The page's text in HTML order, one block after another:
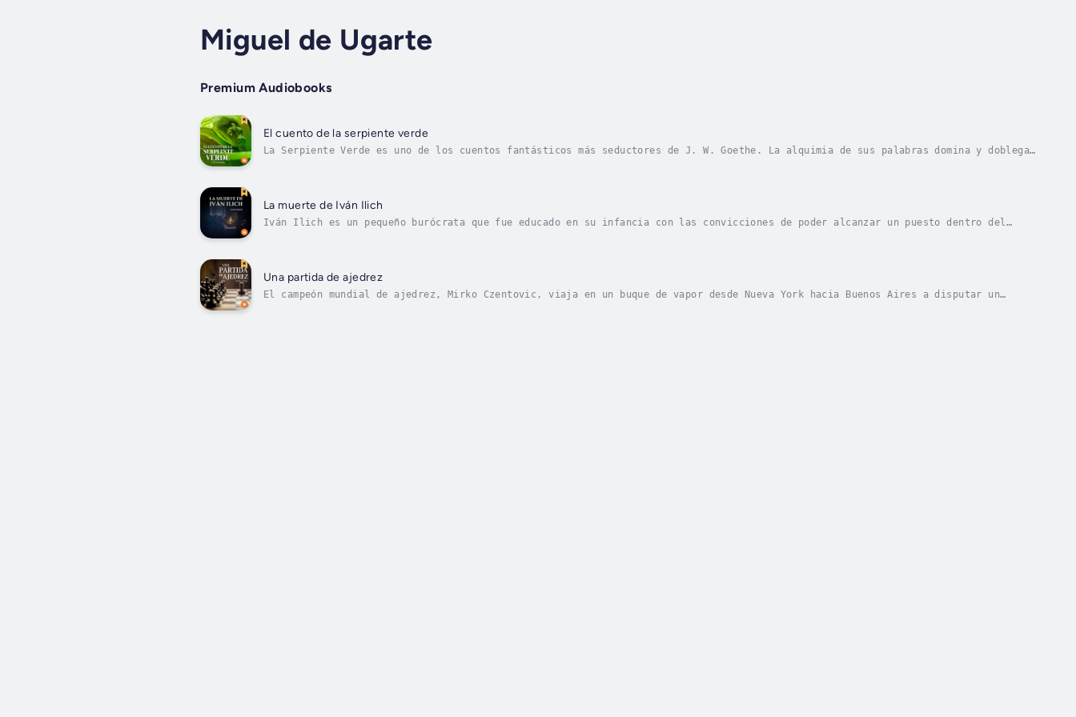
Miguel de Ugarte
Premium Audiobooks
El cuento de la serpiente verde
La Serpiente Verde es uno de los cuentos fantásticos más seductores de J. W. Goethe. La alquimia de sus palabras domina y doblega
La muerte de Iván Ilich
Iván Ilich es un pequeño burócrata que fue educado en su infancia con las convicciones de poder alcanzar un puesto dentro del
Una partida de ajedrez
El campeón mundial de ajedrez, Mirko Czentovic, viaja en un buque de vapor desde Nueva York hacia Buenos Aires a disputar un